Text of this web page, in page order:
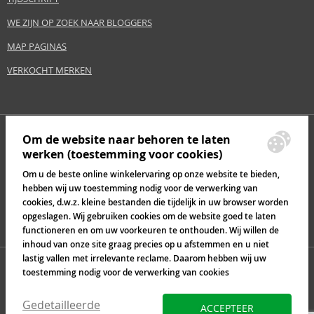
Huid type
Normaal
manier en voor het doel dat door de fabrikant is aangegeven.
Fabrikant/importeur:
Coty Inc.
www.coty.com
EAN:3616302748730
Verklarende woordenlijst
WE ZIJN OP ZOEK NAAR BLOGGERS
MAP PAGINAS
VERKOCHT MERKEN
Om de website naar behoren te laten
werken (toestemming voor cookies)
Om u de beste online winkelervaring op onze website te bieden,
hebben wij uw toestemming nodig voor de verwerking van
cookies, d.w.z. kleine bestanden die tijdelijk in uw browser worden
opgeslagen. Wij gebruiken cookies om de website goed te laten
functioneren en om uw voorkeuren te onthouden. Wij willen de
inhoud van onze site graag precies op u afstemmen en u niet
lastig vallen met irrelevante reclame. Daarom hebben wij uw
toestemming nodig voor de verwerking van cookies
Gedetailleerde
ACCEPTEER